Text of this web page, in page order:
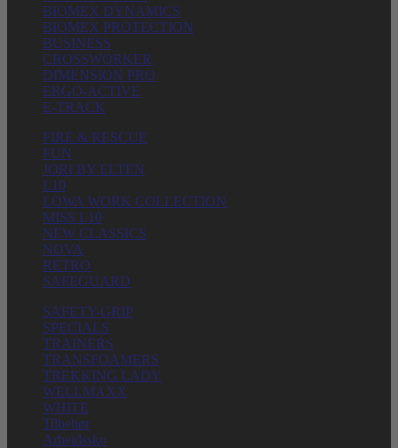
BIOMEX DYNAMICS
BIOMEX PROTECTION
BUSINESS
CROSSWORKER
DIMENSION PRO
ERGO-ACTIVE
E-TRACK
FIRE & RESCUE
FUN
JORI BY ELTEN
L10
LOWA WORK COLLECTION
MISS L10
NEW CLASSICS
NOVA
RETRO
SAFEGUARD
SAFETY-GRIP
SPECIALS
TRAINERS
TRANSFOAMERS
TREKKING LADY
WELLMAXX
WHITE
Tilbehør
Arbeidssko